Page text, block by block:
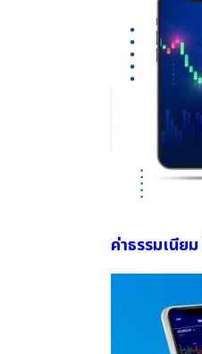
ค่าธรรมเนีย